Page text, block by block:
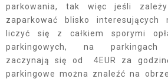
parkowania, tak więc jeśli
zaparkować blisko
liczyć się z całkiem sporymi
parkingowych, na parkingach
zaczynają się od 4EUR za
parkingowe można znaleźć na